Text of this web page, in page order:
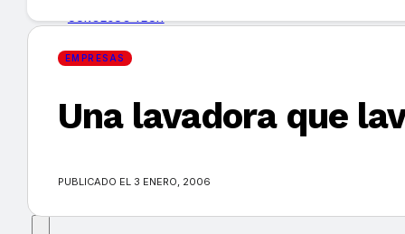
MERCADOS Y TENDENCIAS
EMPRESAS
Una lavadora que
PUBLICADO EL 3 ENERO, 2006